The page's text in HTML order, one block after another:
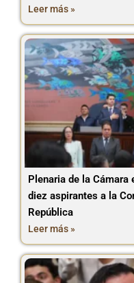
Leer más »
Plenaria de la Cámara
diez aspirantes a la
República
Leer más »